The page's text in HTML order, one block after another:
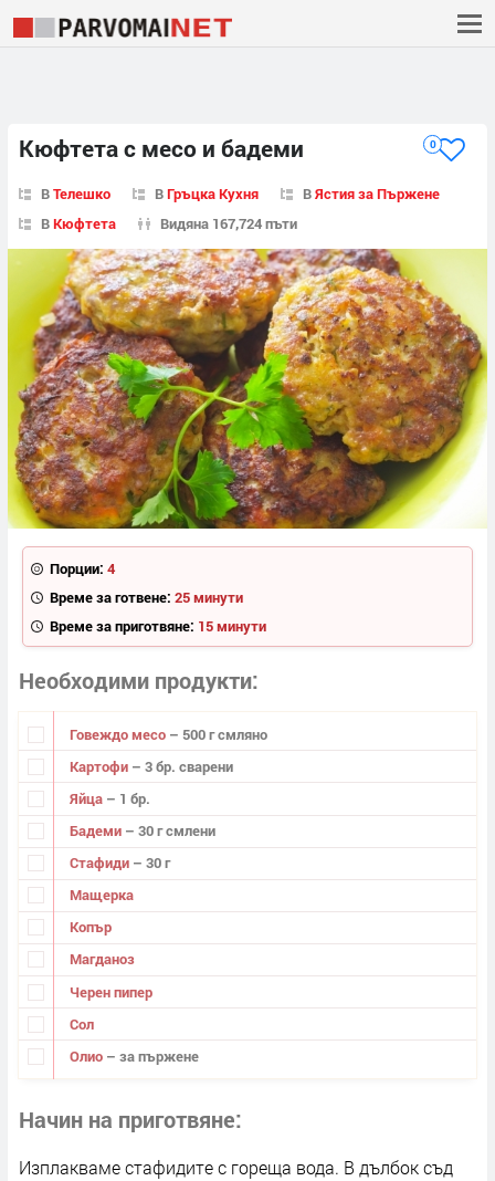
Кюфтета с месо и бадеми 0
ВТелешко ВГръцка Кухня ВЯстия за Пържене
ВКюфтета Видяна 167,724 пъти
Порции: 4
Време за готвене: 25 минути
Време за приготвяне: 15 минути
Необходими продукти
Говеждо месо – 500 г смляно
Картофи – 3 бр. сварени
Яйца – 1 бр.
Бадеми – 30 г смлени
Стафиди – 30 г
Мащерка
Копър
Магданоз
Черен пипер
Сол
Олио – за пържене
Начин на приготвяне
Изплакваме стафидите с гореща вода. В дълбок съд